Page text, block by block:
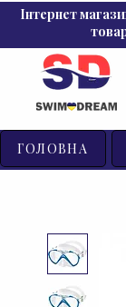
Інтернет
ГОЛОВНА